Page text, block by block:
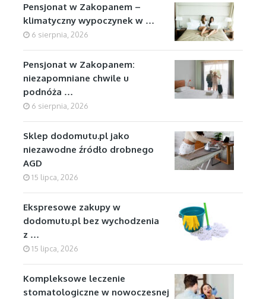
Pensjonat w Zakopanem –
klimatyczny wypoczynek w …
6 sierpnia, 2026
Pensjonat w Zakopanem:
niezapomniane chwile u
podnóża …
6 sierpnia, 2026
Sklep dodomutu.pl jako
niezawodne źródło drobnego
AGD
15 lipca, 2026
Ekspresowe zakupy w
dodomutu.pl bez wychodzenia
z …
15 lipca, 2026
Kompleksowe leczenie
stomatologiczne w nowoczesnej